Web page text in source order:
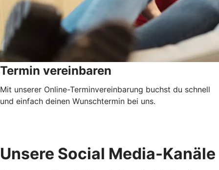
Termin vereinbaren
Mit unserer Online-Terminvereinbarung buchst du schnell
und einfach deinen Wunschtermin bei uns.
Unsere Social Media-Kanäle